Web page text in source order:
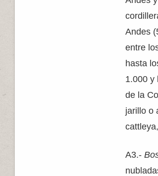
Andes
entre
hasta
1.000 y
de la
jarillo o
A3.-